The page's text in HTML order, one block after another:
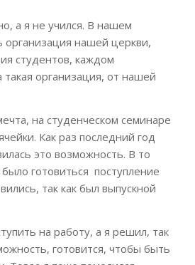
а я не учился. В нашем
организация нашей церкви,
студентов, каждом
организация, от нашей
на студенческом семинаре
Как раз последний год
это возможность. В то
готовиться поступление
так как был выпускной
на работу, а я решил, так
готовится, чтобы быть